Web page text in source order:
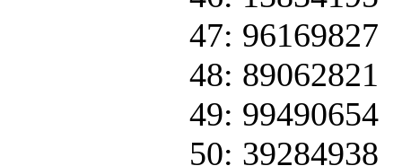
47: 96169827
48: 89062821
49: 99490654
50: 39284938